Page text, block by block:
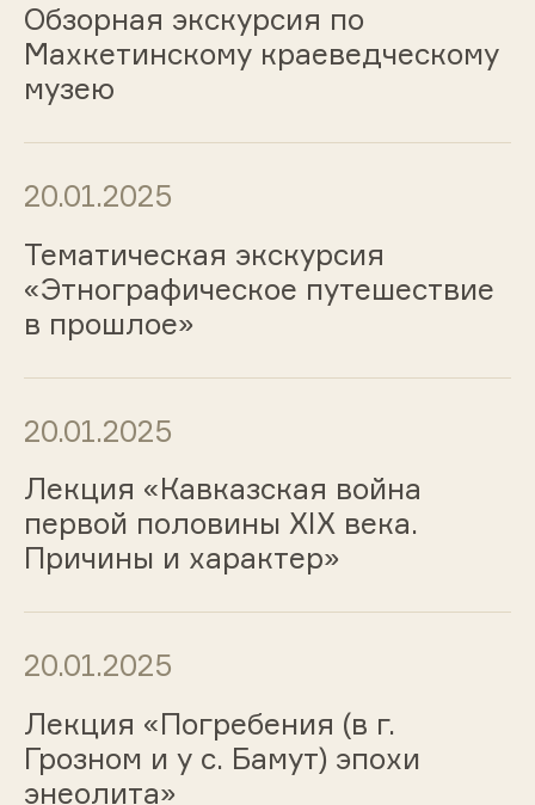
Обзорная экскурсия по
Махкетинскому краеведческому
музею
20.01.2025
Тематическая экскурсия
«Этнографическое путешествие
в прошлое»
20.01.2025
Лекция «Кавказская война
первой половины ХIХ века.
Причины и характер»
20.01.2025
Лекция «Погребения (в г.
Грозном и у с. Бамут) эпохи
энеолита»